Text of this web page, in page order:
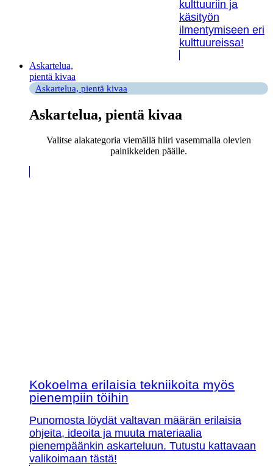
kulttuuriin ja
käsityön
ilmentymiseen eri
kulttuureissa!
Askartelua,
pientä kivaa
Askartelua, pientä kivaa
Askartelua, pientä kivaa
Valitse alakategoria viemällä hiiri vasemmalla olevien
painikkeiden päälle.
Kokoelma erilaisia tekniikoita myös
pienempiin töihin
Punomosta löydät valtavan määrän erilaisia
ohjeita, ideoita ja muuta materiaalia
pienempäänkin askarteluun. Tutustu kattavaan
valikoimaan tästä!